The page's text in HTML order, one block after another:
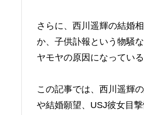
さらに、西川遥輝の結婚
か、子供訃報という物騒
ヤモヤの原因になっている
この記事では、西川遥輝
や結婚願望、USJ彼女目